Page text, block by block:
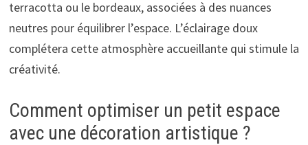
terracotta ou le bordeaux, associées à des nuances
neutres pour équilibrer l’espace. L’éclairage doux
complétera cette atmosphère accueillante qui stimule la
créativité.
Comment optimiser un petit espace
avec une décoration artistique ?